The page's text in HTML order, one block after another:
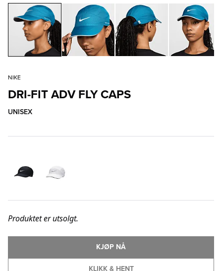
NIKE
DRI-FIT ADV FLY CAPS
UNISEX
Produktet er utsolgt.
KLIKK & HENT
KJØP NÅ